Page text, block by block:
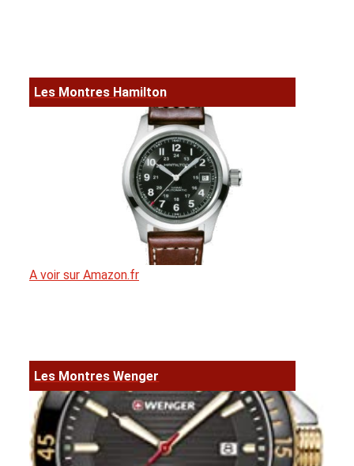
Les Montres Hamilton
A voir sur Amazon.fr
Les Montres Wenger